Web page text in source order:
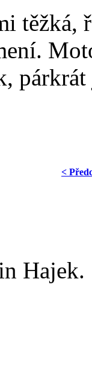
těžká,
<
Hajek.